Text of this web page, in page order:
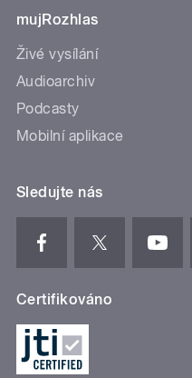
mujRozhlas
Živé vysílání
Audioarchiv
Podcasty
Mobilní aplikace
Sledujte nás
Certifikováno